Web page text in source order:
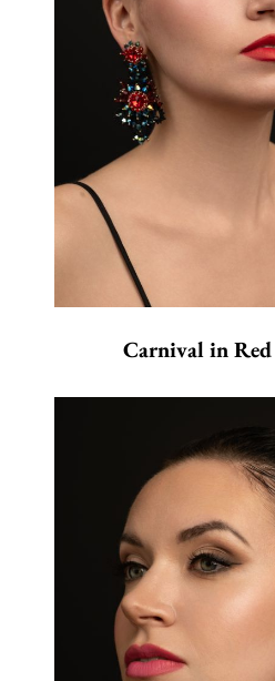
Carnival in